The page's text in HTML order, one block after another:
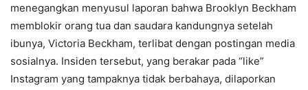
menegangkan menyusul laporan bahwa Brooklyn Beckham
memblokir orang tua dan saudara kandungnya setelah
ibunya, Victoria Beckham, terlibat dengan postingan media
sosialnya. Insiden tersebut, yang berakar pada “like”
Instagram yang tampaknya tidak berbahaya, dilaporkan